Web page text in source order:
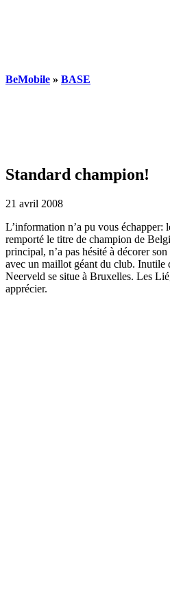
BeMobile » BASE
Standard champion!
21 avril 2008
L’information n’a pu vous échapper:
remporté le titre de champion de
principal, n’a pas hésité à décorer
avec un maillot géant du club. Inutile
Neerveld se situe à Bruxelles. Les
apprécier.